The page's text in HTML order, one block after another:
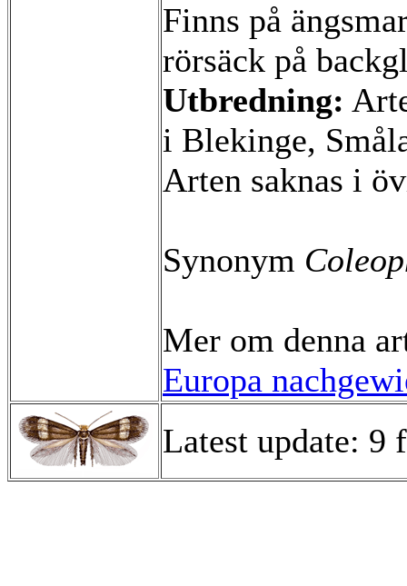
Finns på
rörsäck på
Utbredning:
i Blekinge,
Arten saknas i
Synonym
Mer om denna
Europa
Latest update: 9